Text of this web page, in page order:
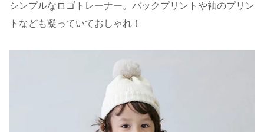
シンプルなロゴトレーナー。バックプリントや袖のプリン
トなども凝っていておしゃれ！